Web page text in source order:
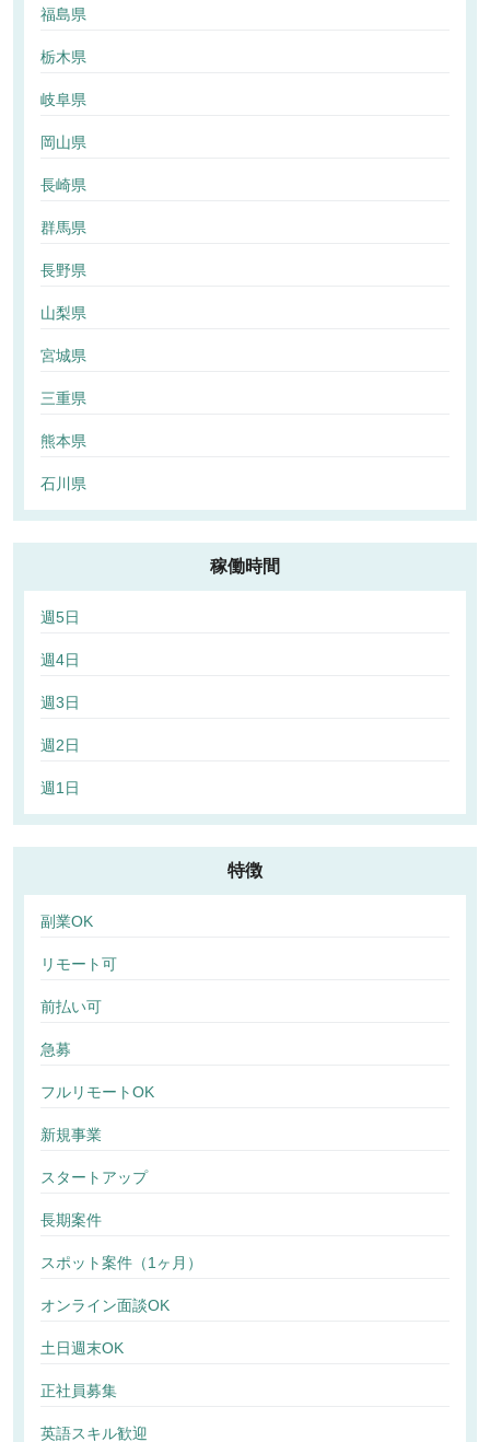
福島県
栃木県
岐阜県
岡山県
長崎県
群馬県
長野県
山梨県
宮城県
三重県
熊本県
石川県
稼働時間
週5日
週4日
週3日
週2日
週1日
特徴
副業OK
リモート可
前払い可
急募
フルリモートOK
新規事業
スタートアップ
長期案件
スポット案件（1ヶ月）
オンライン面談OK
土日週末OK
正社員募集
英語スキル歓迎